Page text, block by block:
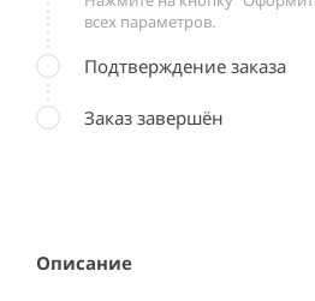
Описание
всех параметров.
Подтверждение заказа
Заказ завершён